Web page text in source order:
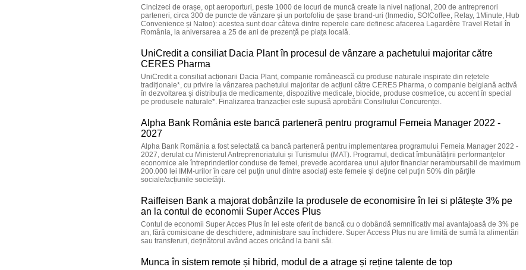
Cincizeci de orașe, opt aeroporturi, peste 1000 de locuri de muncă create la nivel național, 200 de antreprenori
parteneri, circa 300 de puncte de vânzare și un portofoliu de șase brand-uri (Inmedio, SO!Coffee, Relay, 1Minute, Hub
Convenience și Natoo): acestea sunt doar câteva dintre reperele care definesc afacerea Lagardère Travel Retail în
România, la aniversarea a 25 de ani de prezență pe piața locală.
UniCredit a consiliat Dacia Plant în procesul de vânzare a pachetului majoritar către
CERES Pharma
UniCredit a consiliat acționarii Dacia Plant, companie românească cu produse naturale inspirate din rețetele
tradiționale*, cu privire la vânzarea pachetului majoritar de acțiuni către CERES Pharma, o companie belgiană activă
în dezvoltarea și distribuția de medicamente, dispozitive medicale, biocide, produse cosmetice, cu accent în special
pe produsele naturale*. Finalizarea tranzacției este supusă aprobării Consiliului Concurenței.
Alpha Bank România este bancă parteneră pentru programul Femeia Manager 2022 -
2027
Alpha Bank România a fost selectată ca bancă parteneră pentru implementarea programului Femeia Manager 2022 -
2027, derulat cu Ministerul Antreprenoriatului și Turismului (MAT). Programul, dedicat îmbunătățirii performanțelor
economice ale întreprinderilor conduse de femei, prevede acordarea unui ajutor financiar nerambursabil de maximum
200.000 lei IMM-urilor în care cel puţin unul dintre asociaţi este femeie şi deţine cel puţin 50% din părţile
sociale/acțiunile societăţii.
Raiffeisen Bank a majorat dobânzile la produsele de economisire în lei si plătește 3% pe
an la contul de economii Super Acces Plus
Contul de economii Super Acces Plus în lei este oferit de bancă cu o dobândă semnificativ mai avantajoasă de 3% pe
an, fără comisioane de deschidere, administrare sau închidere. Super Access Plus nu are limită de sumă la alimentări
sau transferuri, deținătorul având acces oricând la banii săi.
Munca în sistem remote și hibrid, modul de a atrage și reține talente de top